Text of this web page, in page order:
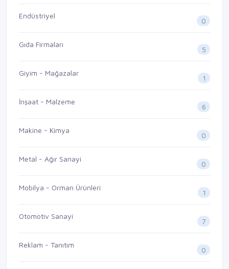
Endüstriyel
0
Gıda Firmaları
5
Giyim - Mağazalar
1
İnşaat - Malzeme
6
Makine - Kimya
0
Metal - Ağır Sanayi
0
Mobilya - Orman Ürünleri
1
Otomotiv Sanayi
7
Reklam - Tanıtım
0